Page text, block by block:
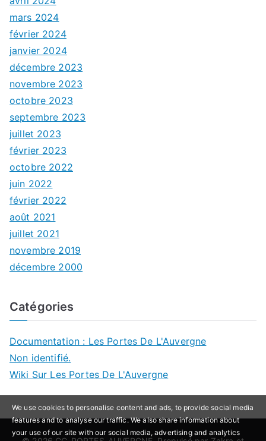
mars 2024
février 2024
janvier 2024
décembre 2023
novembre 2023
octobre 2023
septembre 2023
juillet 2023
février 2023
octobre 2022
juin 2022
février 2022
août 2021
juillet 2021
novembre 2019
décembre 2000
Catégories
Documentation : Les Portes De L'Auvergne
Non identifié.
Wiki Sur Les Portes De L'Auvergne
We use cookies to personalise content and ads, to provide social media
features and to analyse our traffic. We also share information about
your use of our site with our social media, advertising and analytics